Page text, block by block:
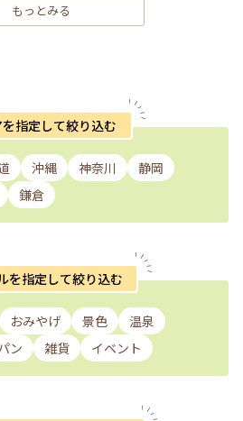
もっとみる
指定して絞り込む
沖縄 神奈川
静岡
鎌倉
を指定して絞り込む
おみやげ 景色
温泉
ン 雑貨 イベント